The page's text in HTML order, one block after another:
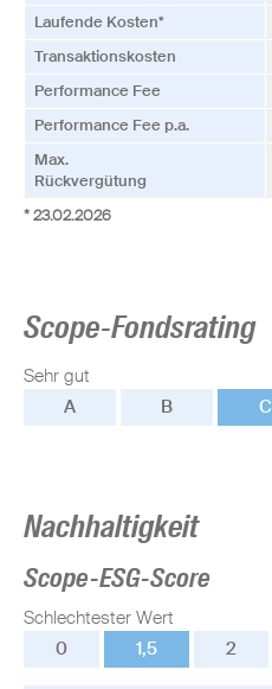
Laufende Kosten*
Transaktionskosten
Performance Fee
Performance Fee p.a.
Max.
Rückvergütung
* 23.02.2026
Scope-Fondsrating
Sehr gut
A
B C
Nachhaltigkeit
Scope-ESG-Score
Schlechtester Wert
0
1,5 2